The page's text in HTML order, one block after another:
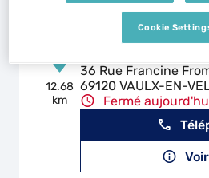
12.68
km
CARROSSERIE
36 Rue Francine
69120 VAULX-EN-
Fermé
Cookie